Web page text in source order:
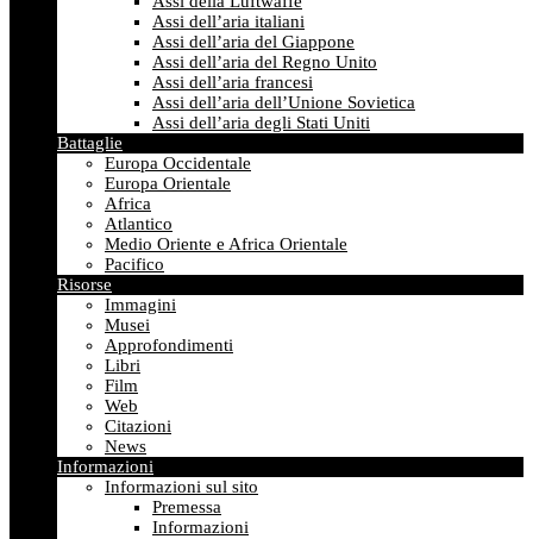
Assi dell’aria italiani
Assi dell’aria del Giappone
Assi dell’aria del Regno Unito
Assi dell’aria francesi
Assi dell’aria dell’Unione Sovietica
Assi dell’aria degli Stati Uniti
Battaglie
Europa Occidentale
Europa Orientale
Africa
Atlantico
Medio Oriente e Africa Orientale
Pacifico
Risorse
Immagini
Musei
Approfondimenti
Libri
Film
Web
Citazioni
News
Informazioni
Informazioni sul sito
Premessa
Informazioni